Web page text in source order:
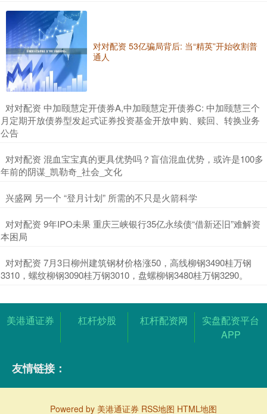
对对配资 53亿骗局背后: 当“精英”开始收割普
通人
​对对配资 中加颐慧定开债券A,中加颐慧定开债券C: 中加颐慧三个
月定期开放债券型发起式证券投资基金开放申购、赎回、转换业务
公告
​对对配资 混血宝宝真的更具优势吗？盲信混血优势，或许是100多
年前的阴谋_凯勒奇_社会_文化
​兴盛网 另一个 “登月计划” 所需的不只是火箭科学
​对对配资 9年IPO未果 重庆三峡银行35亿永续债“借新还旧”难解资
本困局
​对对配资 7月3日柳州建筑钢材价格涨50，高线柳钢3490桂万钢
3310，螺纹柳钢3090桂万钢3010，盘螺柳钢3480桂万钢3290。
美港通证券 杠杆炒股 杠杆配资网
实盘配资平台
APP
友情链接：
Powered by 美港通证券 RSS地图 HTML地图